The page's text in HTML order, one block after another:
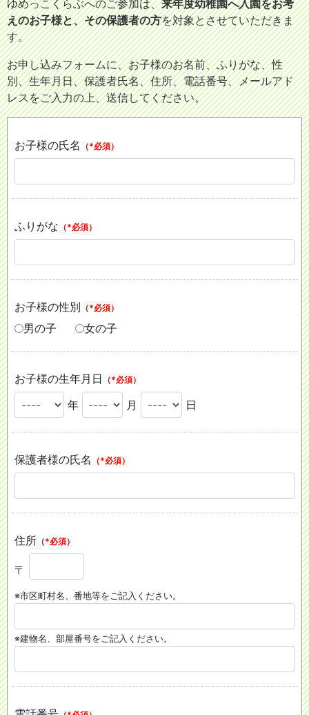
ゆめっこくらぶへのご参加は、来年度幼稚園へ入園をお考
えのお子様と、その保護者の方を対象とさせていただきま
す。
お申し込みフォームに、お子様のお名前、ふりがな、性
別、生年月日、保護者氏名、住所、電話番号、メールアド
レスをご入力の上、送信してください。